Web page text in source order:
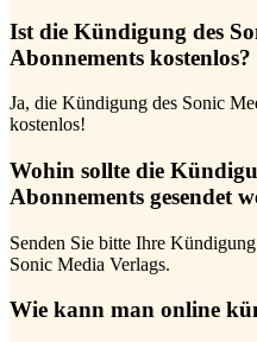
Ist die Kündigung des
Abonnements kostenlos?
Ja, die Kündigung des Sonic
kostenlos!
Wohin sollte die
Abonnements gesendet
Senden Sie bitte Ihre
Sonic Media Verlags.
Wie kann man online